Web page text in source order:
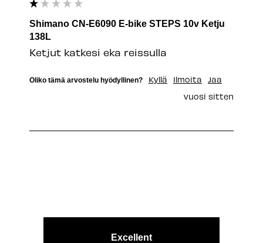
Shimano CN-E6090 E-bike STEPS 10v Ketju
138L
Ketjut katkesi eka reissulla
Oliko tämä arvostelu hyödyllinen? Kyllä Ilmoita
Jaa
vuosi sitten
Excellent